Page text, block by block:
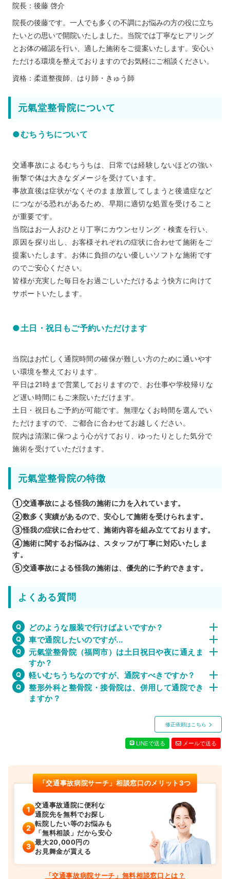
院長：後藤 啓介
院長の後藤です。一人でも多くの不調にお悩みの方の役に立ち
たいとの思いで開院いたしました。当院では丁寧なヒアリング
とお体の確認を行い、適した施術をご提案いたします。安心い
ただける環境を整えておりますのでお気軽にご相談ください。
資格：柔道整復師、はり師・きゅう師
元氣堂整骨院について
●むちうちについて
交通事故によるむちうちは、日常では経験しないほどの強い
衝撃で体は大きなダメージを受けています。
事故直後は症状がなくそのまま放置してしまうと後遺症など
につながる恐れがあるため、早期に適切な処置を受けること
が重要です。
当院はお一人おひとり丁寧にカウンセリング・検査を行い、
原因を探り出し、お客様それぞれの症状に合わせて施術をご
提案いたします。お体に負担のない優しいソフトな施術です
のでご安心ください。
皆様が充実した毎日をお過ごしいただけるよう快方に向けて
サポートいたします。
●土日・祝日もご予約いただけます
当院はお忙しく通院時間の確保が難しい方のために通いやす
い環境を整えております。
平日は21時まで営業しておりますので、お仕事や学校帰りな
ど遅い時間にもご来院いただけます。
土日・祝日もご予約が可能です。無理なくお時間を選んでい
ただけますので、ご都合に合わせてお越しください。
院内は清潔に保つよう心がけており、ゆったりとした気分で
施術を受けていただけます。
元氣堂整骨院の特徴
①交通事故による怪我の施術に力を入れています。
②数多く実績があるので、安心して施術を受けられます。
③怪我の症状に合わせて、施術内容を組み立てております。
④施術に関するお悩みは、スタッフが丁寧に対応いたしま
す。
⑤交通事故による怪我の施術は、優先的に予約できます。
よくある質問
どのような服装で行けばよいですか？
車で通院したいのですが...
元氣堂整骨院（福岡市）は土日祝日や夜に通えま
すか？
軽いむちうちなのですが、通院すべきですか？
整形外科と整骨院・接骨院は、併用して通院でき
ますか？
修正依頼はこちら
LINEで送る メールで送る
「交通事故病院サーチ」相談窓口のメリット3つ
交通事故通院に便利な
通院先を無料でお探し
転院したい等のお悩みも
「無料相談」だから安心
最大20,000円の
お見舞金が貰える
「交通事故病院サーチ」無料相談窓口とは？